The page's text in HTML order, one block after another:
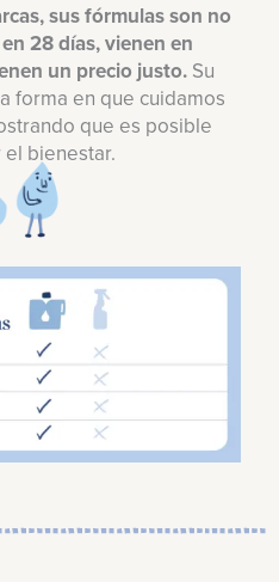
sus fórmulas son no
28 días, vienen en
un precio justo. Su
forma en que cuidamos
que es posible
bienestar.